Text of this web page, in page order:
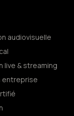
audiovisuelle
live & streaming
entreprise